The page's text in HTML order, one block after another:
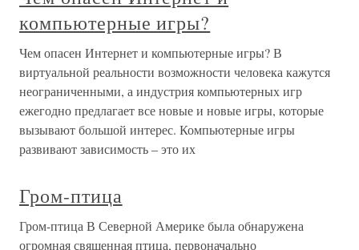
компьютерные игры?
Чем опасен Интернет и компьютерные игры? В
виртуальной реальности возможности человека кажутся
неограниченными, а индустрия компьютерных игр
ежегодно предлагает все новые и новые игры, которые
вызывают большой интерес. Компьютерные игры
развивают зависимость – это их
Гром-птица
Гром-птица В Северной Америке была обнаружена
огромная священная птица, первоначально